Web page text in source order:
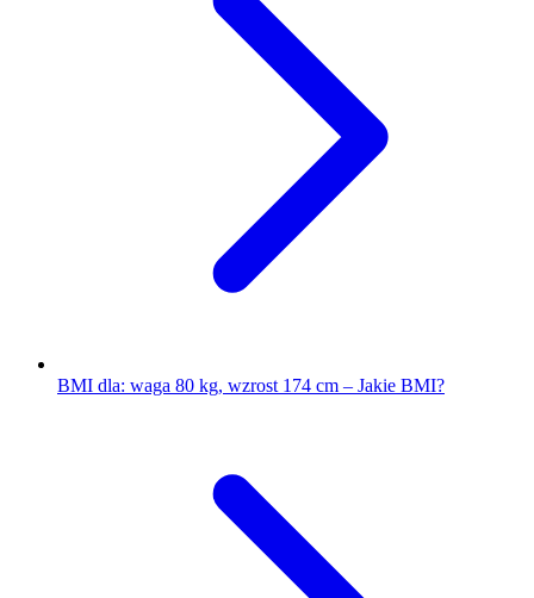
BMI dla: waga 80 kg, wzrost 174 cm – Jakie BMI?